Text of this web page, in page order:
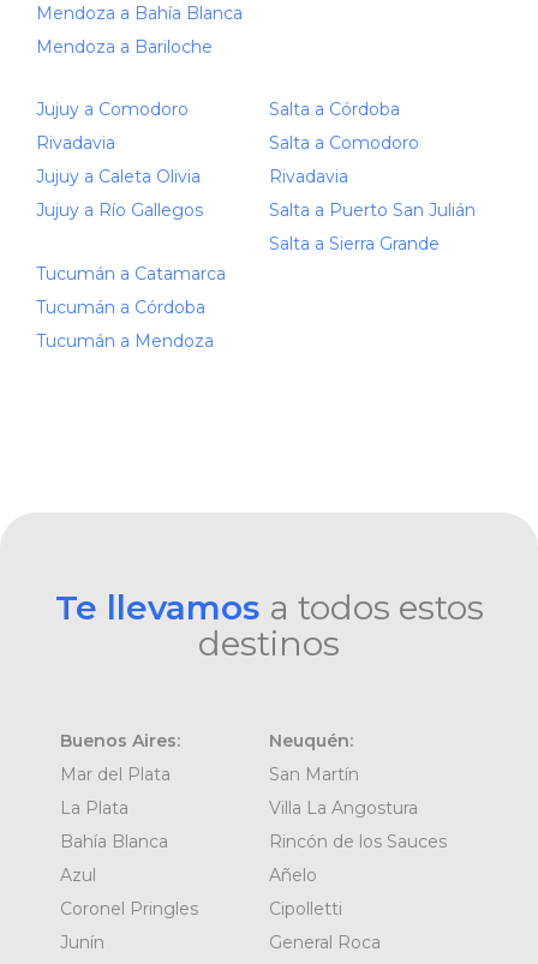
Mendoza a Bahía Blanca
Mendoza a Bariloche
Jujuy a Comodoro
Rivadavia
Jujuy a Caleta Olivia
Jujuy a Río Gallegos
Tucumán a Catamarca
Tucumán a Córdoba
Tucumán a Mendoza
Salta a Córdoba
Salta a Comodoro
Rivadavia
Salta a Puerto San Julián
Salta a Sierra Grande
Te llevamos a todos estos
destinos
Buenos Aires:
Mar del Plata
La Plata
Bahía Blanca
Azul
Coronel Pringles
Junín
Neuquén:
San Martín
Villa La Angostura
Rincón de los Sauces
Añelo
Cipolletti
General Roca